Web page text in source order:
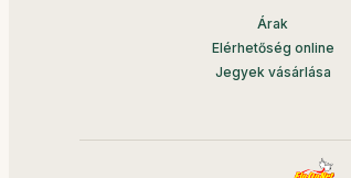
Árak
Elérhetőség online
Jegyek vásárlása